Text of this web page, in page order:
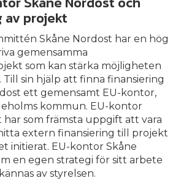
av projekt
Skåne Nordost har en hög
gemensamma
som kan stärka möjligheten
Till sin hjälp att finna finansiering
ett gemensamt EU-kontor,
kommun. EU-kontor
har som främsta uppgift att vara
extern finansiering till projekt
initierat. EU-kontor Skåne
en egen strategi för sitt arbete
av styrelsen.